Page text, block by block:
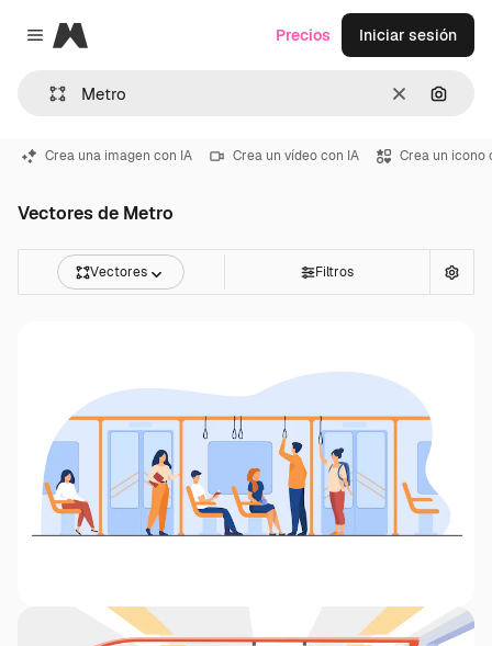
Close menu
Magnific
Borrar
Precios Iniciar sesión
Crea una imagen con IA Crea un vídeo con IA Crea un icono
Vectores de Metro
Vectores Filtros